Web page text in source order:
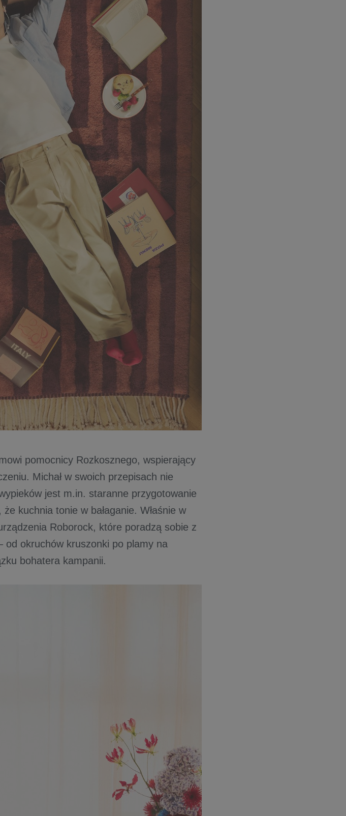
pomocnicy Rozkosznego, wspierający
Michał w swoich przepisach nie
jest m.in. staranne przygotowanie
kuchnia tonie w bałaganie. Właśnie w
Roborock, które poradzą sobie z
od okruchów kruszonki po plamy na
bohatera kampanii.